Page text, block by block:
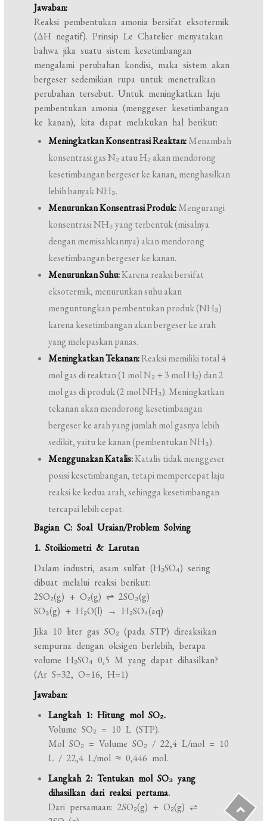
Jawaban:
Reaksi pembentukan amonia bersifat eksotermik
(ΔH negatif). Prinsip Le Chatelier menyatakan
bahwa jika suatu sistem kesetimbangan
mengalami perubahan kondisi, maka sistem akan
bergeser sedemikian rupa untuk menetralkan
perubahan tersebut. Untuk meningkatkan laju
pembentukan amonia (menggeser kesetimbangan
ke kanan), kita dapat melakukan hal berikut:
Meningkatkan Konsentrasi Reaktan:Menambah
konsentrasi gas N₂ atau H₂ akan mendorong
kesetimbangan bergeser ke kanan, menghasilkan
lebih banyak NH₃.
Menurunkan Konsentrasi Produk:Mengurangi
konsentrasi NH₃ yang terbentuk (misalnya
dengan memisahkannya) akan mendorong
kesetimbangan bergeser ke kanan.
Menurunkan Suhu:Karena reaksi bersifat
eksotermik, menurunkan suhu akan
menguntungkan pembentukan produk (NH₃)
karena kesetimbangan akan bergeser ke arah
yang melepaskan panas.
Meningkatkan Tekanan:Reaksi memiliki total 4
mol gas di reaktan (1 mol N₂ + 3 mol H₂) dan 2
mol gas di produk (2 mol NH₃). Meningkatkan
tekanan akan mendorong kesetimbangan
bergeser ke arah yang jumlah mol gasnya lebih
sedikit, yaitu ke kanan (pembentukan NH₃).
Menggunakan Katalis:Katalis tidak menggeser
posisi kesetimbangan, tetapi mempercepat laju
reaksi ke kedua arah, sehingga kesetimbangan
tercapai lebih cepat.
Bagian C: Soal Uraian/Problem Solving
1. Stoikiometri & Larutan
Dalam industri, asam sulfat (H₂SO₄) sering
dibuat melalui reaksi berikut:
2SO₂(g) + O₂(g) ⇌ 2SO₃(g)
SO₃(g) + H₂O(l) → H₂SO₄(aq)
Jika 10 liter gas SO₂ (pada STP) direaksikan
sempurna dengan oksigen berlebih, berapa
volume H₂SO₄ 0,5 M yang dapat dihasilkan?
(Ar S=32, O=16, H=1)
Jawaban:
Langkah 1: Hitung mol SO₂.
Volume SO₂ = 10 L (STP).
Mol SO₂ = Volume SO₂ / 22,4 L/mol = 10
L / 22,4 L/mol ≈ 0,446 mol.
Langkah 2: Tentukan mol SO₃ yang
dihasilkan dari reaksi pertama.
Dari persamaan: 2SO₂(g) + O₂(g) ⇌